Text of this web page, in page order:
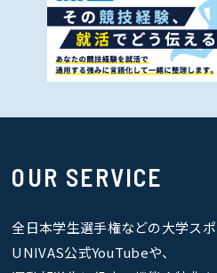
OUR SERVICE
全日本学生選手権などの大学ス
UNIVAS公式YouTubeや、